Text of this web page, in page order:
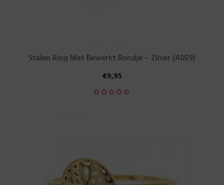
Stalen Ring Met Bewerkt Rondje – Zilver (4059)
€9,95